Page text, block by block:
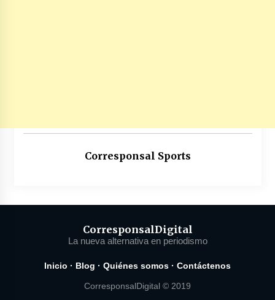
Corresponsal Sports
CorresponsalDigital
La nueva alternativa en periodismo
Inicio · Blog · Quiénes somos · Contáctenos
CorresponsalDigital © 2019